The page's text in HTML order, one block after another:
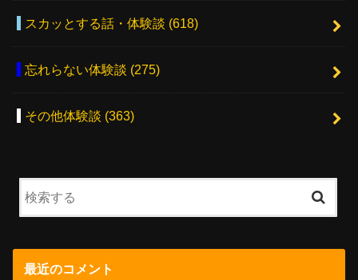
スカッとする話・体験談 (618)
忘れらない体験談 (275)
その他体験談 (363)
最近のコメント